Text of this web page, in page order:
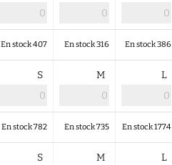
En stock 407 En stock 316 En stock 386
S M L
En stock 782 En stock 735 En stock 1774
S M L